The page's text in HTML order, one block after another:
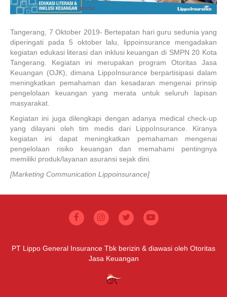
Tangerang, 7 Oktober 2019- Bertepatan hari guru sedunia yang
diperingati pada 5 oktober lalu, lippoinsurance mengadakan
kegiatan edukasi literasi dan inklusi keuangan di SMPN 20 Kota
Tangerang. Kegiatan ini merupakan program Otoritas Jasa
Keuangan (OJK), dimana LippoInsurance berpartisipasi dalam
meningkatkan pemahaman dan kesadaran mengenai prinsip
pengelolaan keuangan yang merata untuk seluruh lapisan
masyarakat.
Kegiatan ini juga dilengkapi dengan adanya medical check-up
yang dilayani oleh tim medis dari LippoInsurance. Kiranya
kegiatan ini dapat meningkatkan pemahaman mengenai
pengelolaan risiko keuangan dan memahami pentingnya
memiliki produk/layanan asuransi sejak dini.
[Marketing Communication Lippoinsurance]
PT Lippo General Insurance Tbk berizin & diawasi oleh Otoritas
Jasa Keuangan